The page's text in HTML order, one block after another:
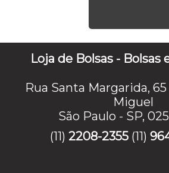
Loja de Bolsas - Bolsas
Rua Santa Margarida,
Miguel
São Paulo - SP,
(11) 2208-2355 (11)